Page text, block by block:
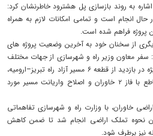
به روند بازسازی پل هشترود خاطرنشان کرد:
حال انجام است و تمامی امکانات لازم به‌ همراه
پروژه فراهم شده است.
از سخنان خود به آخرین وضعیت پروژه های
سفر معاون وزیر راه و شهرسازی از جهات مختلف
دارای نتایج مثبت و اثرگذار بود. به‌ ویژه در بازدید از قطعه ۶ مسیر آزاد راه تبریز–ارومیه،
موضوع تملک اراضی در محدوده تقاطع با فاز ۲ خاوران و اصلاح واریانت مسیر مورد
خاوران، با وزارت راه و شهرسازی تفاهماتی
نحوه تملک اراضی انجام شد تا ضمن کاهش